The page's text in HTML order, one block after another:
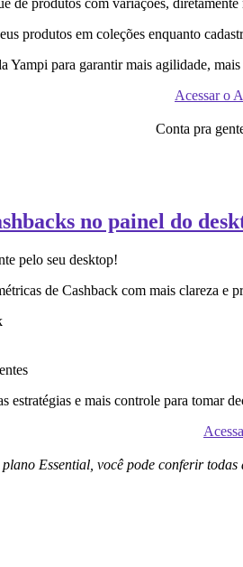
de produtos com variações,
produtos em coleções enquanto
Yampi para garantir mais agilidade,
Acessar o
Conta pra
no painel do
pelo seu desktop!
de Cashback com mais clareza e
e mais controle para tomar
Essential, você pode conferir todas